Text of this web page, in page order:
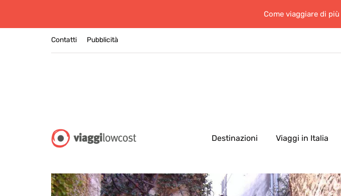
Come viaggiare di
Contatti Pubblicità
Destinazioni Viaggi in Italia